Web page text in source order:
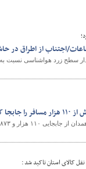
اجتناب از اطراق در
سطح زرد هواشناسی نسبت
کرد
کالای استان تاکید شد :